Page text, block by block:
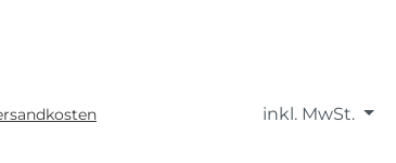
inkl. MwSt.